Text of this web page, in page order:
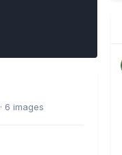
· 6 images